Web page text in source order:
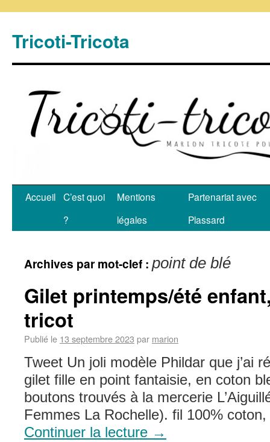
Tricoti-Tricota
Accueil C’est quoi
?
Mentions
légales
Partenariat avec
Plassard
Archives par mot-clef : point de blé
Gilet printemps/été
tricot
Publié le 13 septembre 2023 par marion
Tweet Un joli modèle Phildar que j’ai
gilet fille en point fantaisie, en coton
boutons trouvés à la mercerie
Femmes La Rochelle). fil 100%
Continuer la lecture →